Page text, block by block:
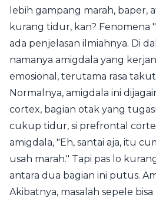
lebih gampang marah, baper,
kurang tidur, kan? Fenomena
ada penjelasan ilmiahnya. Di
namanya amigdala yang
emosional, terutama rasa
Normalnya, amigdala ini
cortex, bagian otak yang
cukup tidur, si prefrontal
amigdala, "Eh, santai aja, itu
usah marah." Tapi pas lo
antara dua bagian ini putus.
Akibatnya, masalah sepele